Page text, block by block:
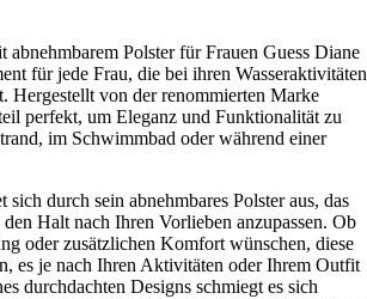
Polster für Frauen Guess Diane
für jede Frau, die bei ihren Wasseraktivitäten
Hergestellt von der renommierten Marke
perfekt, um Eleganz und Funktionalität zu
im Schwimmbad oder während einer
sich durch sein abnehmbares Polster aus, das
Halt nach Ihren Vorlieben anzupassen. Ob
oder zusätzlichen Komfort wünschen, diese
es je nach Ihren Aktivitäten oder Ihrem Outfit
durchdachten Designs schmiegt es sich